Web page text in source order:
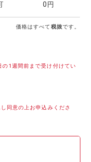
0円
価格はすべて 税抜です。
の1週間前まで受け付けてい
同意の上お申込みくださ